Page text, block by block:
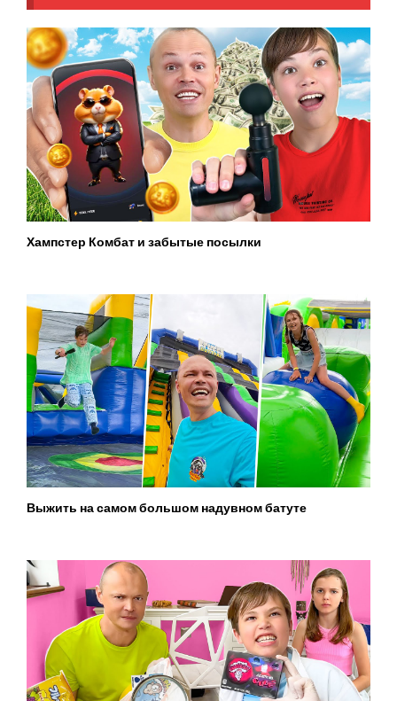
Хампстер Комбат и забытые посылки
Выжить на самом большом надувном батуте